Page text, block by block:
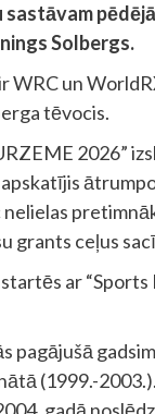
sastāvam
Solbergs.
WRC un
tēvocis.
2026”
grants ceļus
ar
pagājušā
(1999.-